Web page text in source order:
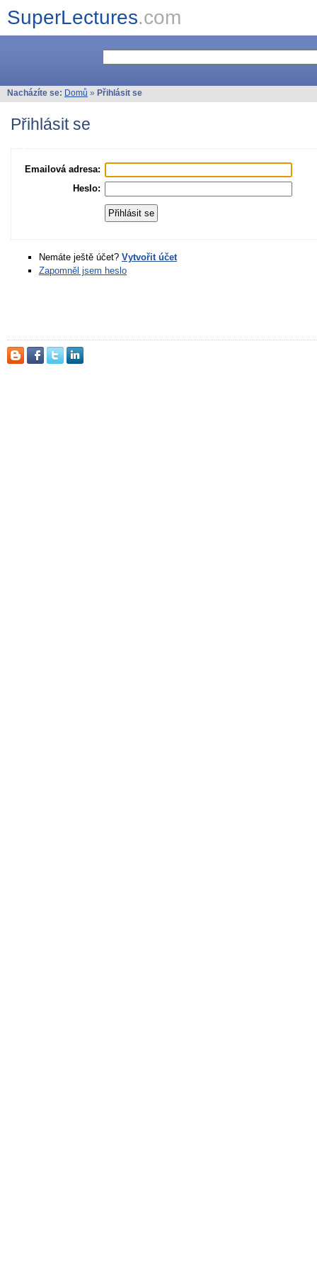
SuperLectures.com
Nacházíte se: Domů » Přihlásit se
Přihlásit se
Emailová adresa:
Heslo:
Nemáte ještě účet? Vytvořit účet
Zapomněl jsem heslo